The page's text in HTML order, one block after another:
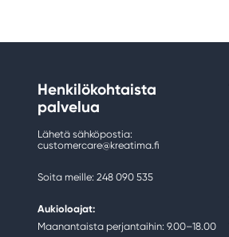
Henkilökohtaista
palvelua
Lähetä sähköpostia:
customercare@kreatima.fi
Soita meille: 248 090 535
Aukioloajat:
Maanantaista perjantaihin: 9.00–18.00